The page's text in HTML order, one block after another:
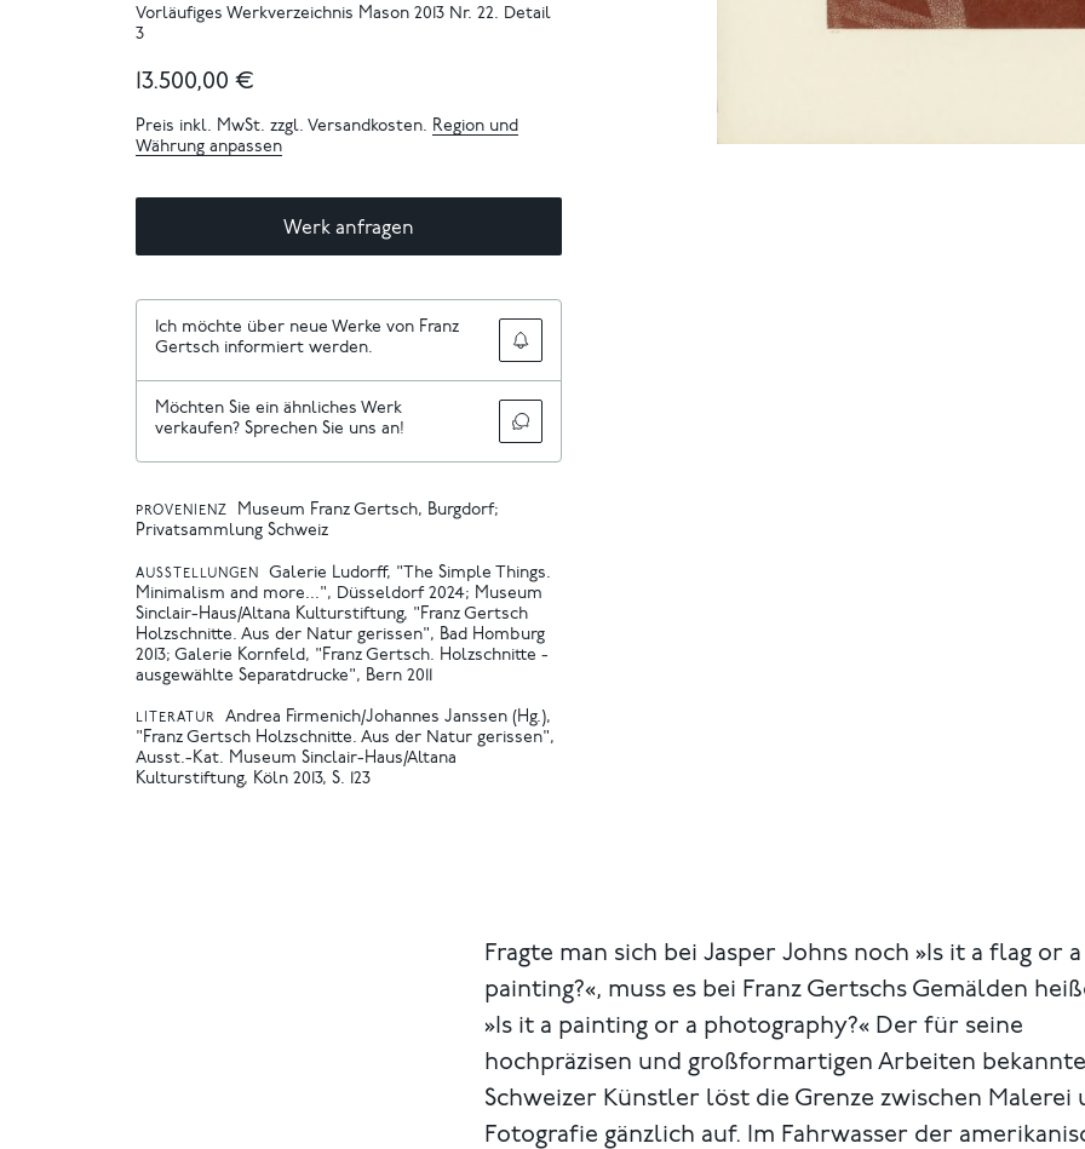
Vorläufiges Werkverzeichnis Mason 2013 Nr. 22. Detail
3
13.500,00 €
Preis inkl. MwSt. zzgl. Versandkosten. Region und
Währung anpassen
Werk anfragen
Ich möchte über neue Werke von Franz
Gertsch informiert werden.
Möchten Sie ein ähnliches Werk
verkaufen? Sprechen Sie uns an!
PROVENIENZ
Museum Franz Gertsch, Burgdorf;
Privatsammlung Schweiz
AUSSTELLUNGEN
Galerie Ludorff, "The Simple Things.
Minimalism and more...", Düsseldorf 2024
Museum
Sinclair-Haus/Altana Kulturstiftung, "Franz Gertsch
Holzschnitte. Aus der Natur gerissen", Bad Homburg
2013 Galerie Kornfeld, "Franz Gertsch. Holzschnitte -
ausgewählte Separatdrucke", Bern 2011
LITERATUR
Andrea Firmenich/Johannes Janssen (Hg.),
"Franz Gertsch Holzschnitte. Aus der Natur gerissen",
Ausst.-Kat. Museum Sinclair-Haus/Altana
Kulturstiftung, Köln 2013, S. 123
Fragte man sich bei Jasper Johns noch »Is it a flag or a
painting?«, muss es bei Franz Gertschs Gemälden
»Is it a painting or a photography?« Der für seine
hochpräzisen und großformartigen Arbeiten bekannte
Schweizer Künstler löst die Grenze zwischen Malerei
Fotografie gänzlich auf. Im Fahrwasser der